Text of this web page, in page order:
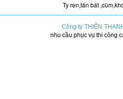
Ty ren,tán bát
Công ty THIÊN
nhu cầu phục vụ thi công